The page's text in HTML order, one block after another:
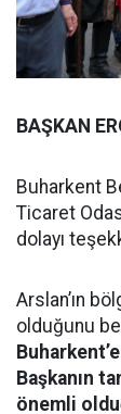
BAŞKAN
Buharkent
Ticaret
dolayı
Arslan’ın
olduğunu
Başkanın
önemli